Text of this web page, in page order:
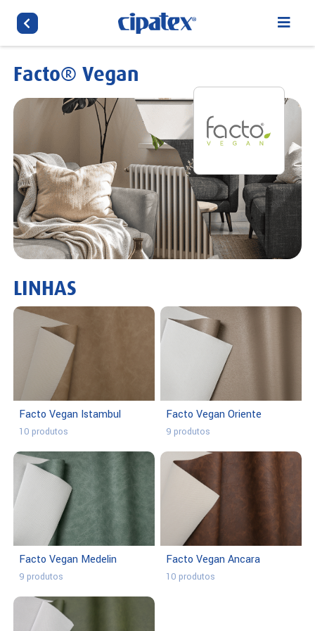
Facto® Vegan
LINHAS
Facto Vegan Istambul
10 produtos
Facto Vegan Oriente
9 produtos
Facto Vegan Medelin
9 produtos
Facto Vegan Ancara
10 produtos